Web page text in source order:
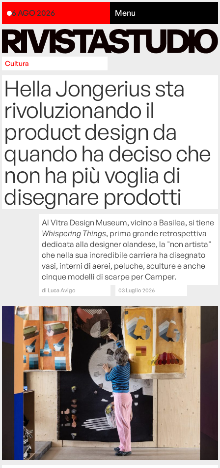
6 AGO 2026 Menu
Cultura
Hella Jongerius sta
rivoluzionando il
product design da
quando ha deciso che
non ha più voglia di
disegnare prodotti
Al Vitra Design Museum, vicino a Basilea, si tiene
Whispering Things, prima grande retrospettiva
dedicata alla designer olandese, la "non artista"
che nella sua incredibile carriera ha disegnato
vasi, interni di aerei, peluche, sculture e anche
cinque modelli di scarpe per Camper.
di Luca Avigo 03 Luglio 2026